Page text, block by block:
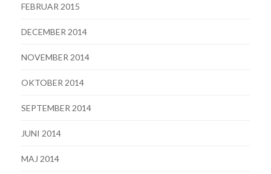
FEBRUAR 2015
DECEMBER 2014
NOVEMBER 2014
OKTOBER 2014
SEPTEMBER 2014
JUNI 2014
MAJ 2014